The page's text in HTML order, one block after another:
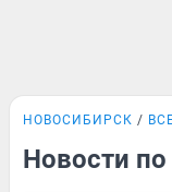
НОВОСИБИРСК
Новости